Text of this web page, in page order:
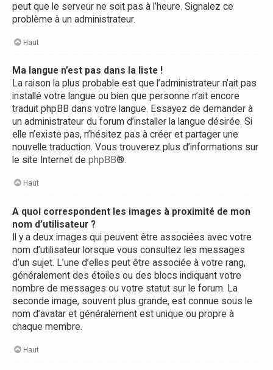
peut que le serveur ne soit pas à l’heure. Signalez ce
problème à un administrateur.
Haut
Ma langue n’est pas dans la liste !
La raison la plus probable est que l’administrateur n’ait pas
installé votre langue ou bien que personne n’ait encore
traduit phpBB dans votre langue. Essayez de demander à
un administrateur du forum d’installer la langue désirée. Si
elle n’existe pas, n’hésitez pas à créer et partager une
nouvelle traduction. Vous trouverez plus d’informations sur
le site Internet de phpBB®.
Haut
A quoi correspondent les images à proximité de mon
nom d’utilisateur ?
Il y a deux images qui peuvent être associées avec votre
nom d’utilisateur lorsque vous consultez les messages
d’un sujet. L’une d’elles peut être associée à votre rang,
généralement des étoiles ou des blocs indiquant votre
nombre de messages ou votre statut sur le forum. La
seconde image, souvent plus grande, est connue sous le
nom d’avatar et généralement est unique ou propre à
chaque membre.
Haut